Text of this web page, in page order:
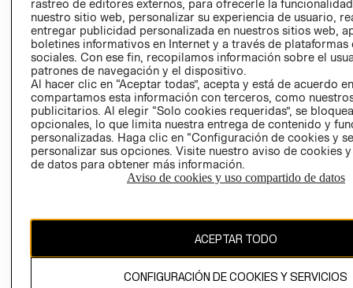
RELACIÓN CON
INVERSIONISTAS
POLÍTICA
EMPRESARIAL
- RETIRO EN
TIENDA
TÉRMINOS Y
AVISO DE
PRIVACIDAD
GIFT CARD
AVISO DE
COOKIES
rastreo de editores externos, para ofrecerle la
nuestro sitio web, personalizar su experiencia de usuario,
entregar publicidad personalizada en nuestros sitios web,
boletines informativos en Internet y a través de plataformas
sociales. Con ese fin, recopilamos información sobre el
patrones de navegación y el dispositivo.
Al hacer clic en “Aceptar todas”, acepta y está de acuerdo
compartamos esta información con terceros, como
publicitarios. Al elegir “Solo cookies requeridas”, se
opcionales, lo que limita nuestra entrega de contenido y
personalizadas. Haga clic en “Configuración de cookies y
personalizar sus opciones. Visite nuestro aviso de cookies
de datos para obtener más información.
Aviso de cookies y uso compartido de datos
ACEPTAR TODO
CONFIGURACIÓN DE COOKIES Y SERVICIOS